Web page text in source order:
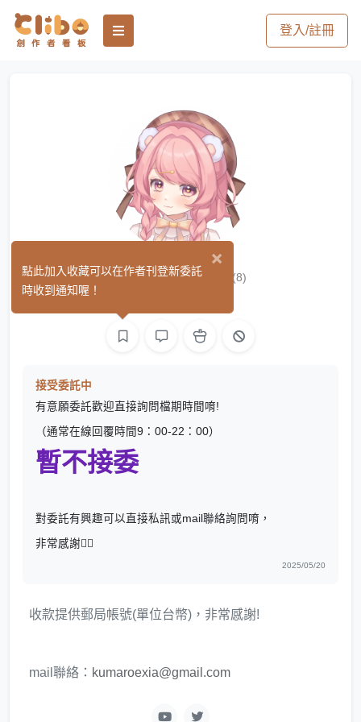
登入/註冊
Rx 小熊蘿夏 (8)
接受委託中
有意願委託歡迎直接詢問檔期時間唷!
（通常在線回覆時間9：00-22：00）
暫不接委
對委託有興趣可以直接私訊或mail聯絡詢問唷，
非常感謝🙇‍♀️
2025/05/20
收款提供郵局帳號(單位台幣)，非常感謝!
mail聯絡： kumaroexia@gmail.com
×
點此加入收藏可以在作者刊登新委託
時收到通知喔！